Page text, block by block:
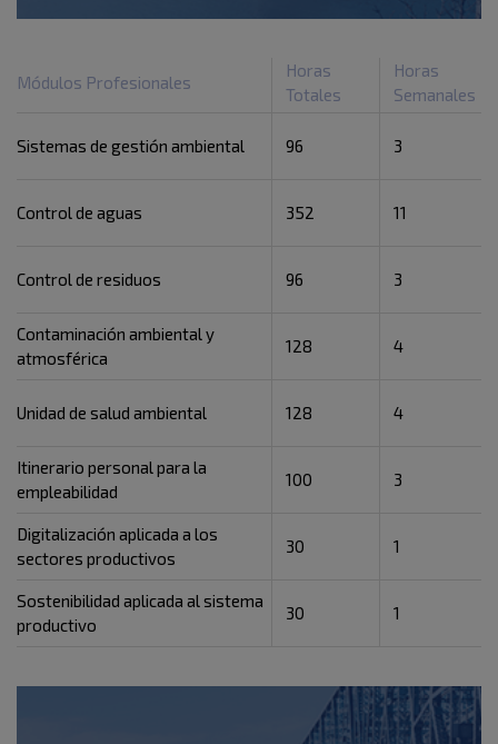
Módulos Profesionales
Horas
Totales
Horas
Semanales
Sistemas de gestión ambiental 96 3
Control de aguas 352 11
Control de residuos 96 3
Contaminación ambiental y
atmosférica
128 4
Unidad de salud ambiental 128 4
Itinerario personal para la
empleabilidad
100 3
Digitalización aplicada a los
sectores productivos
30 1
Sostenibilidad aplicada al sistema
productivo
30 1